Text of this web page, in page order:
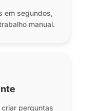
em segundos,
manual.
perguntas